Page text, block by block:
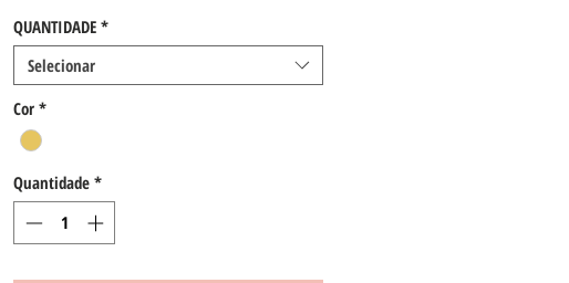
QUANTIDADE *
Selecionar
Cor *
Quantidade *